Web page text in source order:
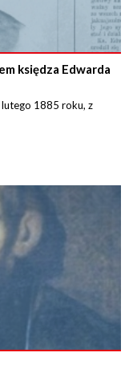
księdza Edwarda
1885 roku, z